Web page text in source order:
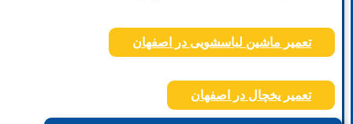
تعمیر ماشین لباسشویی در اصفهان
تعمیر یخچال در اصفهان